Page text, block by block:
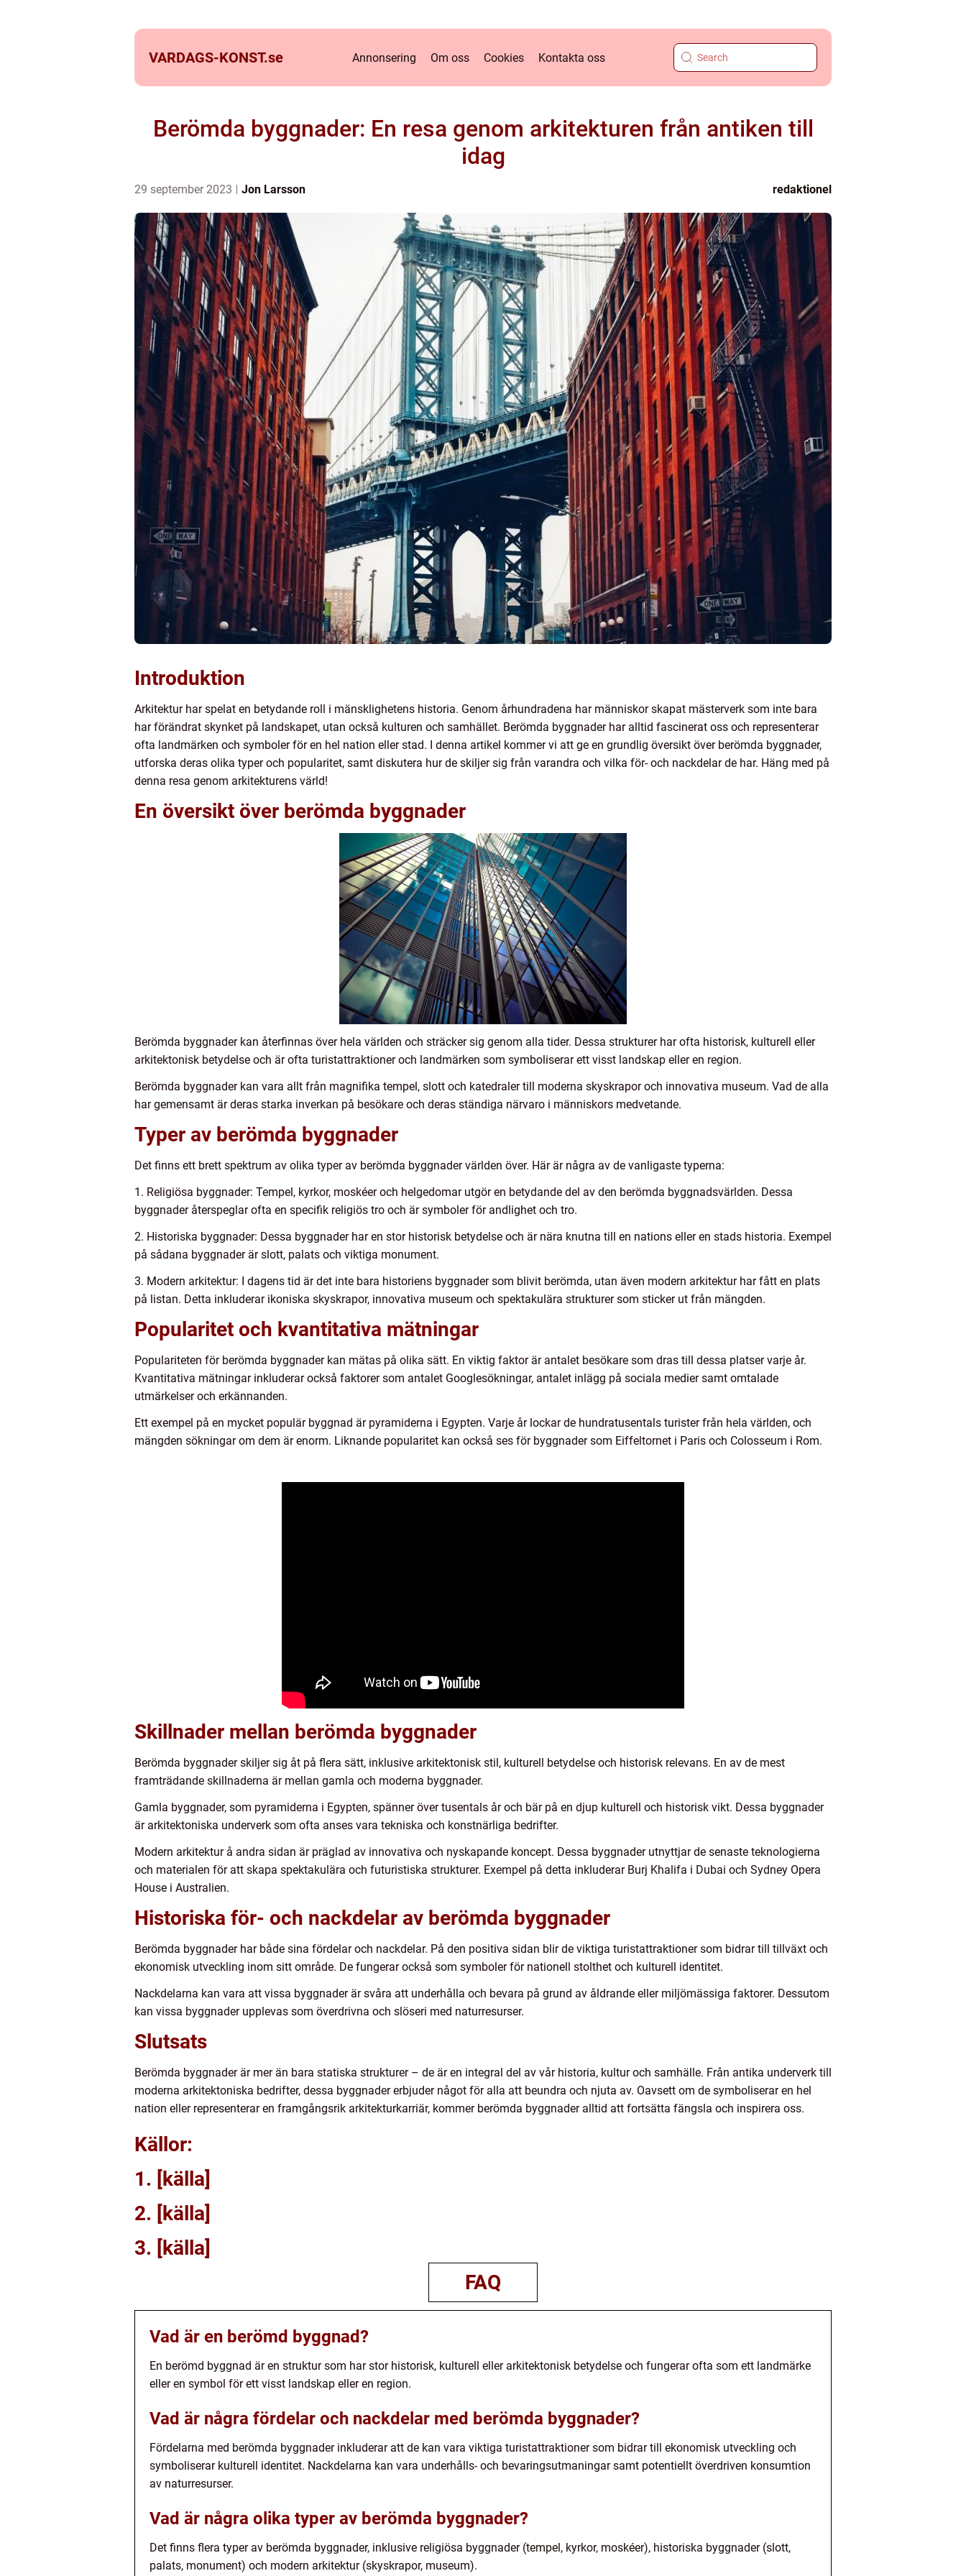
VARDAGS-KONST.se Annonsering Om oss Cookies Kontakta oss
Berömda byggnader: En resa genom arkitekturen från antiken till
idag
29 september 2023 Jon Larsson redaktionel
Introduktion
Arkitektur har spelat en betydande roll i mänsklighetens historia. Genom århundradena har människor skapat mästerverk som inte bara
har förändrat skynket på landskapet, utan också kulturen och samhället. Berömda byggnader har alltid fascinerat oss och representerar
ofta landmärken och symboler för en hel nation eller stad. I denna artikel kommer vi att ge en grundlig översikt över berömda byggnader,
utforska deras olika typer och popularitet, samt diskutera hur de skiljer sig från varandra och vilka för- och nackdelar de har. Häng med på
denna resa genom arkitekturens värld!
En översikt över berömda byggnader
Berömda byggnader kan återfinnas över hela världen och sträcker sig genom alla tider. Dessa strukturer har ofta historisk, kulturell eller
arkitektonisk betydelse och är ofta turistattraktioner och landmärken som symboliserar ett visst landskap eller en region.
Berömda byggnader kan vara allt från magnifika tempel, slott och katedraler till moderna skyskrapor och innovativa museum. Vad de alla
har gemensamt är deras starka inverkan på besökare och deras ständiga närvaro i människors medvetande.
Typer av berömda byggnader
Det finns ett brett spektrum av olika typer av berömda byggnader världen över. Här är några av de vanligaste typerna:
1. Religiösa byggnader: Tempel, kyrkor, moskéer och helgedomar utgör en betydande del av den berömda byggnadsvärlden. Dessa
byggnader återspeglar ofta en specifik religiös tro och är symboler för andlighet och tro.
2. Historiska byggnader: Dessa byggnader har en stor historisk betydelse och är nära knutna till en nations eller en stads historia. Exempel
på sådana byggnader är slott, palats och viktiga monument.
3. Modern arkitektur: I dagens tid är det inte bara historiens byggnader som blivit berömda, utan även modern arkitektur har fått en plats
på listan. Detta inkluderar ikoniska skyskrapor, innovativa museum och spektakulära strukturer som sticker ut från mängden.
Popularitet och kvantitativa mätningar
Populariteten för berömda byggnader kan mätas på olika sätt. En viktig faktor är antalet besökare som dras till dessa platser varje år.
Kvantitativa mätningar inkluderar också faktorer som antalet Googlesökningar, antalet inlägg på sociala medier samt omtalade
utmärkelser och erkännanden.
Ett exempel på en mycket populär byggnad är pyramiderna i Egypten. Varje år lockar de hundratusentals turister från hela världen, och
mängden sökningar om dem är enorm. Liknande popularitet kan också ses för byggnader som Eiffeltornet i Paris och Colosseum i Rom.
Skillnader mellan berömda byggnader
Berömda byggnader skiljer sig åt på flera sätt, inklusive arkitektonisk stil, kulturell betydelse och historisk relevans. En av de mest
framträdande skillnaderna är mellan gamla och moderna byggnader.
Gamla byggnader, som pyramiderna i Egypten, spänner över tusentals år och bär på en djup kulturell och historisk vikt. Dessa byggnader
är arkitektoniska underverk som ofta anses vara tekniska och konstnärliga bedrifter.
Modern arkitektur å andra sidan är präglad av innovativa och nyskapande koncept. Dessa byggnader utnyttjar de senaste teknologierna
och materialen för att skapa spektakulära och futuristiska strukturer. Exempel på detta inkluderar Burj Khalifa i Dubai och Sydney Opera
House i Australien.
Historiska för- och nackdelar av berömda byggnader
Berömda byggnader har både sina fördelar och nackdelar. På den positiva sidan blir de viktiga turistattraktioner som bidrar till tillväxt och
ekonomisk utveckling inom sitt område. De fungerar också som symboler för nationell stolthet och kulturell identitet.
Nackdelarna kan vara att vissa byggnader är svåra att underhålla och bevara på grund av åldrande eller miljömässiga faktorer. Dessutom
kan vissa byggnader upplevas som överdrivna och slöseri med naturresurser.
Slutsats
Berömda byggnader är mer än bara statiska strukturer – de är en integral del av vår historia, kultur och samhälle. Från antika underverk till
moderna arkitektoniska bedrifter, dessa byggnader erbjuder något för alla att beundra och njuta av. Oavsett om de symboliserar en hel
nation eller representerar en framgångsrik arkitekturkarriär, kommer berömda byggnader alltid att fortsätta fängsla och inspirera oss.
Källor:
1. [källa]
2. [källa]
3. [källa]
FAQ
Vad är en berömd byggnad?
En berömd byggnad är en struktur som har stor historisk, kulturell eller arkitektonisk betydelse och fungerar ofta som ett landmärke
eller en symbol för ett visst landskap eller en region.
Vad är några fördelar och nackdelar med berömda byggnader?
Fördelarna med berömda byggnader inkluderar att de kan vara viktiga turistattraktioner som bidrar till ekonomisk utveckling och
symboliserar kulturell identitet. Nackdelarna kan vara underhålls- och bevaringsutmaningar samt potentiellt överdriven konsumtion
av naturresurser.
Vad är några olika typer av berömda byggnader?
Det finns flera typer av berömda byggnader, inklusive religiösa byggnader (tempel, kyrkor, moskéer), historiska byggnader (slott,
palats, monument) och modern arkitektur (skyskrapor, museum).